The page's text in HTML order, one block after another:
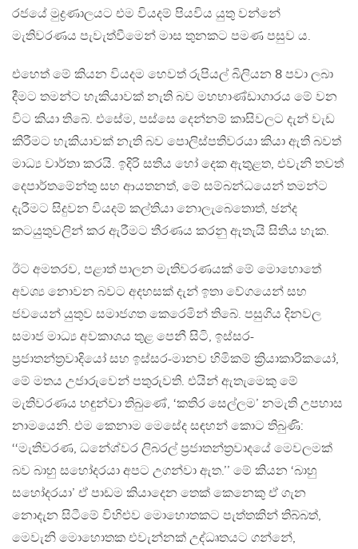
රජයේ මුද්‍රණාලයට එම වියදම් පියවිය යුතු වන්නේ
මැතිවරණය පැවැත්වීමෙන් මාස තුනකට පමණ පසුව ය.
එහෙත් මේ කියන වියදම හෙවත් රුපියල් බිලියන 8 පවා ලබා
දීමට තමන්ට හැකියාවක් නැති බව මහභාණ්ඩාගාරය මේ වන
විට කියා තිබේ. එසේම, පස්සෙ දෙන්නම් කාසිවලට දැන් වැඩ
කිරීමට හැකියාවක් නැති බව පොලිස්පතිවරයා කියා ඇති බවත්
මාධ්‍ය වාර්තා කරයි. ඉදිරි සතිය හෝ දෙක ඇතුළත, එවැනි තවත්
දෙපාර්තමේන්තු සහ ආයතනත්, මේ සම්බන්ධයෙන් තමන්ට
දැරීමට සිදුවන වියදම් කල්තියා නොලැබෙතොත්, ඡන්ද
කටයුතුවලින් කර ඇරීමට තීරණය කරනු ඇතැයි සිතිය හැක.
ඊට අමතරව, පළාත් පාලන මැතිවරණයක් මේ මොහොතේ
අවශ්‍ය නොවන බවට අදහසක් දැන් ඉතා වේගයෙන් සහ
ජවයෙන් යුතුව සමාජගත කෙරෙමින් තිබේ. පසුගිය දිනවල
සමාජ මාධ්‍ය අවකාශය තුළ පෙනී සිටි, ඉස්සර-
ප්‍රජාතන්ත්‍රවාදියෝ සහ ඉස්සර-මානව හිමිකම් ක්‍රියාකාරිකයෝ,
මේ මතය උජාරුවෙන් පතුරුවති. එයින් ඇතැමෙකු මේ
මැතිවරණය හඳුන්වා තිබුණේ, ‘කතිර සෙල්ලම’ නමැති උපහාස
නාමයෙනි. එම කෙනාම මෙසේද සඳහන් කොට තිබුණි:
‘‘මැතිවරණ, ධනේශ්වර ලිබරල් ප්‍රජාතන්ත්‍රවාදයේ මෙවලමක්
බව බාහු සහෝදරයා අපට උගන්වා ඇත.’’ මේ කියන ‘බාහු
සහෝදරයා’ ඒ පාඩම කියාදෙන තෙක් කෙනෙකු ඒ ගැන
නොදැන සිටීමේ විහිළුව මොහොතකට පැත්තකින් තිබ්බත්,
මෙවැනි මොහොතක එවැන්නක් උද්ධෘතයට ගන්නේ,